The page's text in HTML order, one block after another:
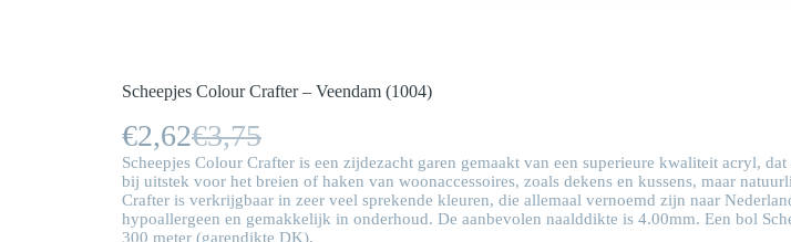
Scheepjes Colour Crafter – Veendam (1004)
€3,75
Oorspronkelijke
prijs
was:
€2,62Huidige
prijs
is:
Scheepjes Colour Crafter is een zijdezacht garen gemaakt van een superieure kwaliteit acryl,
bij uitstek voor het breien of haken van woonaccessoires, zoals dekens en kussens, maar
Crafter is verkrijgbaar in zeer veel sprekende kleuren, die allemaal vernoemd zijn naar
hypoallergeen en gemakkelijk in onderhoud. De aanbevolen naalddikte is 4.00mm. Een bol
300 meter (garendikte DK).